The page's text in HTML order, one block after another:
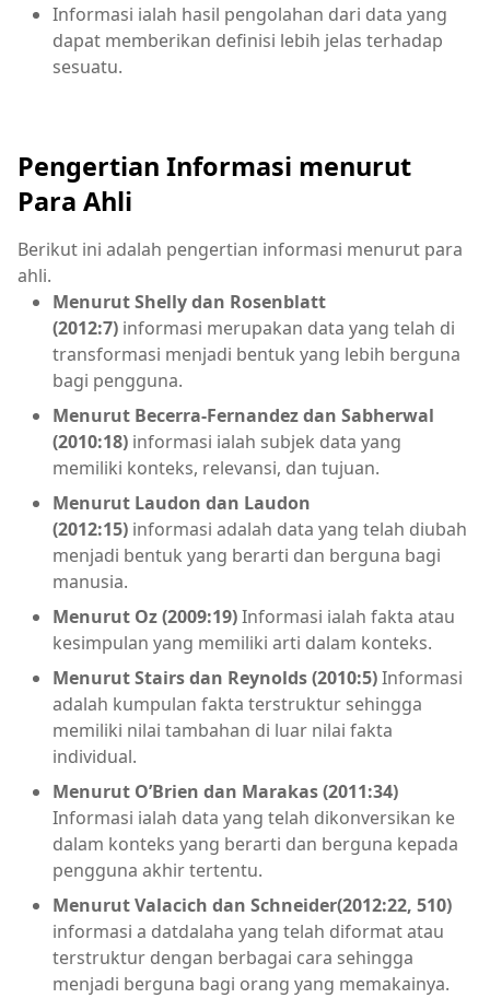
Informasi ialah hasil pengolahan dari data yang
dapat memberikan definisi lebih jelas terhadap
sesuatu.
Pengertian Informasi menurut
Para Ahli
Berikut ini adalah pengertian informasi menurut para
ahli.
Menurut Shelly dan Rosenblatt
(2012:7) informasi merupakan data yang telah di
transformasi menjadi bentuk yang lebih berguna
bagi pengguna.
Menurut Becerra-Fernandez dan Sabherwal
(2010:18) informasi ialah subjek data yang
memiliki konteks, relevansi, dan tujuan.
Menurut Laudon dan Laudon
(2012:15) informasi adalah data yang telah diubah
menjadi bentuk yang berarti dan berguna bagi
manusia.
Menurut Oz (2009:19)Informasi ialah fakta atau
kesimpulan yang memiliki arti dalam konteks.
Menurut Stairs dan Reynolds (2010:5)Informasi
adalah kumpulan fakta terstruktur sehingga
memiliki nilai tambahan di luar nilai fakta
individual.
Menurut O’Brien dan Marakas (2011:34)
Informasi ialah data yang telah dikonversikan ke
dalam konteks yang berarti dan berguna kepada
pengguna akhir tertentu.
Menurut Valacich dan Schneider(2012:22, 510)
informasi a datdalaha yang telah diformat atau
terstruktur dengan berbagai cara sehingga
menjadi berguna bagi orang yang memakainya.